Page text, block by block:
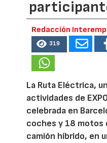
Redacción
319
La Ruta Eléctrica,
actividades de
celebrada en
coches y 18 motos
camión híbrido, en